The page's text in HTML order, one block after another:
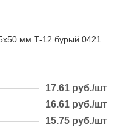
мм Т-12 бурый 0421
17.61 руб./шт
16.61 руб./шт
15.75 руб./шт